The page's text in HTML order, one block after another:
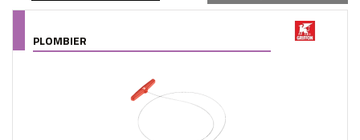
PLOMBIER